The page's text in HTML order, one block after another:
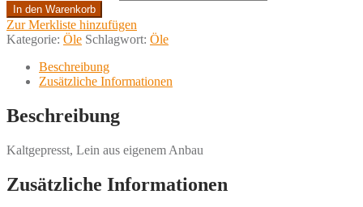
In den Warenkorb
Zur Merkliste hinzufügen
Kategorie: Öle Schlagwort: Öle
Beschreibung
Zusätzliche Informationen
Beschreibung
Kaltgepresst, Lein aus eigenem Anbau
Zusätzliche Informationen